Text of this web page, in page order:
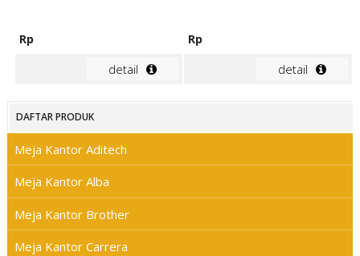
Rp
detail
Rp
detail
DAFTAR PRODUK
Meja Kantor Aditech
Meja Kantor Alba
Meja Kantor Brother
Meja Kantor Carrera